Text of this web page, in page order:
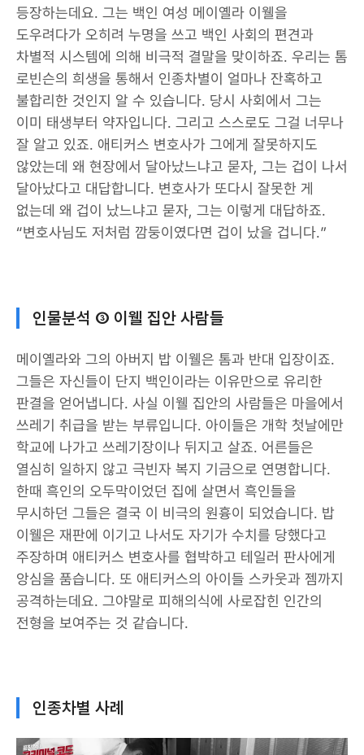
등장하는데요. 그는 백인 여성 메이옐라 이웰을
도우려다가 오히려 누명을 쓰고 백인 사회의 편견과
차별적 시스템에 의해 비극적 결말을 맞이하죠. 우리는 톰
로빈슨의 희생을 통해서 인종차별이 얼마나 잔혹하고
불합리한 것인지 알 수 있습니다. 당시 사회에서 그는
이미 태생부터 약자입니다. 그리고 스스로도 그걸 너무나
잘 알고 있죠. 애티커스 변호사가 그에게 잘못하지도
않았는데 왜 현장에서 달아났느냐고 묻자, 그는 겁이 나서
달아났다고 대답합니다. 변호사가 또다시 잘못한 게
없는데 왜 겁이 났느냐고 묻자, 그는 이렇게 대답하죠.
“변호사님도 저처럼 깜둥이였다면 겁이 났을 겁니다.”
인물분석 ③ 이웰 집안 사람들
메이옐라와 그의 아버지 밥 이웰은 톰과 반대 입장이죠.
그들은 자신들이 단지 백인이라는 이유만으로 유리한
판결을 얻어냅니다. 사실 이웰 집안의 사람들은 마을에서
쓰레기 취급을 받는 부류입니다. 아이들은 개학 첫날에만
학교에 나가고 쓰레기장이나 뒤지고 살죠. 어른들은
열심히 일하지 않고 극빈자 복지 기금으로 연명합니다.
한때 흑인의 오두막이었던 집에 살면서 흑인들을
무시하던 그들은 결국 이 비극의 원흉이 되었습니다. 밥
이웰은 재판에 이기고 나서도 자기가 수치를 당했다고
주장하며 애티커스 변호사를 협박하고 테일러 판사에게
앙심을 품습니다. 또 애티커스의 아이들 스카웃과 젬까지
공격하는데요. 그야말로 피해의식에 사로잡힌 인간의
전형을 보여주는 것 같습니다.
인종차별 사례